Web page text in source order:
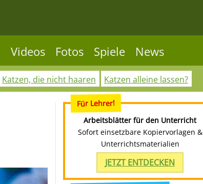
Videos Fotos Spiele News
Katzen, die nicht haaren Katzen alleine lassen?
Für Lehrer!
Arbeitsblätter für den Unterricht
Sofort einsetzbare Kopiervorlagen &
Unterrichtsmaterialien
JETZT ENTDECKEN